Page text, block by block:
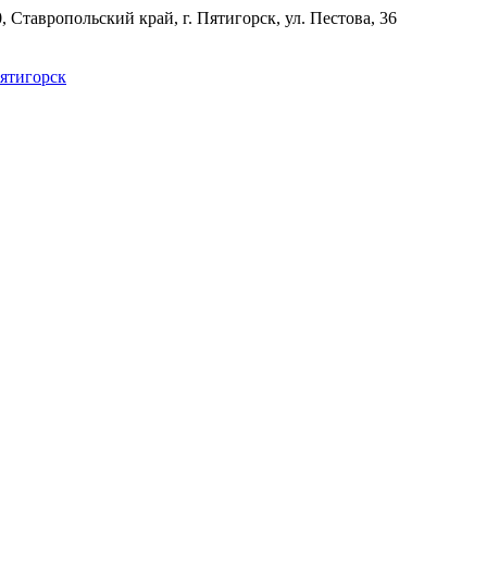
Ставропольский край, г. Пятигорск, ул. Пестова, 36